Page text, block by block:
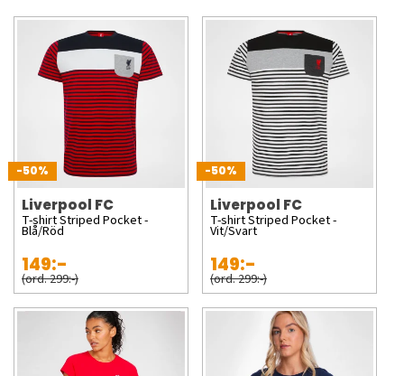
-50%
Liverpool FC
T-shirt Striped Pocket -
Blå/Röd
149:-
(ord. 299:-)
-50%
Liverpool FC
T-shirt Striped Pocket -
Vit/Svart
149:-
(ord. 299:-)